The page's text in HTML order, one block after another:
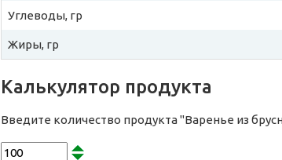
Углеводы, гр
Жиры, гр
Калькулятор продукта
Введите количество продукта "Варенье из